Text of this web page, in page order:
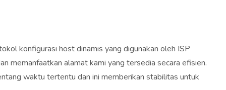
konfigurasi host dinamis yang digunakan oleh ISP
memanfaatkan alamat kami yang tersedia secara efisien.
waktu tertentu dan ini memberikan stabilitas untuk